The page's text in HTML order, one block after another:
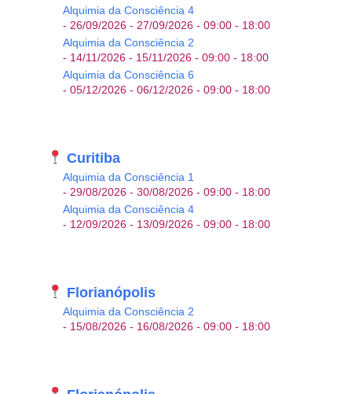
Alquimia da Consciência 4
- 26/09/2026 - 27/09/2026 - 09:00 - 18:00
Alquimia da Consciência 2
- 14/11/2026 - 15/11/2026 - 09:00 - 18:00
Alquimia da Consciência 6
- 05/12/2026 - 06/12/2026 - 09:00 - 18:00
Curitiba
Alquimia da Consciência 1
- 29/08/2026 - 30/08/2026 - 09:00 - 18:00
Alquimia da Consciência 4
- 12/09/2026 - 13/09/2026 - 09:00 - 18:00
Florianópolis
Alquimia da Consciência 2
- 15/08/2026 - 16/08/2026 - 09:00 - 18:00